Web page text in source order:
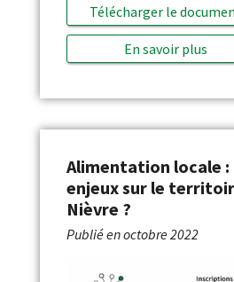
Télécharger le
En savoir plus
Alimentation locale :
enjeux sur le
Nièvre ?
Publié enoctobre 2022